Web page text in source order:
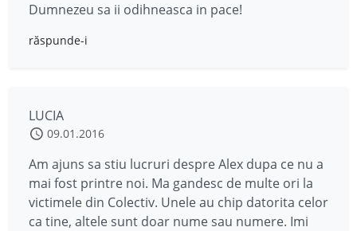
Dumnezeu sa ii odihneasca in pace!
răspunde-i
LUCIA
09.01.2016
Am ajuns sa stiu lucruri despre Alex dupa ce nu a
mai fost printre noi. Ma gandesc de multe ori la
victimele din Colectiv. Unele au chip datorita celor
ca tine, altele sunt doar nume sau numere. Imi